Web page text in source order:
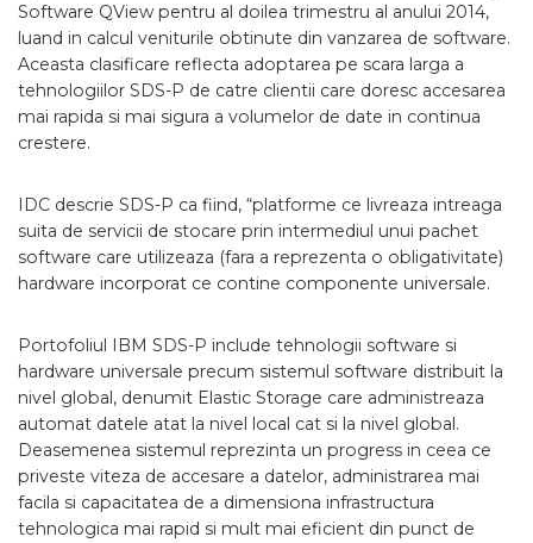
Software QView pentru al doilea trimestru al anului 2014,
luand in calcul veniturile obtinute din vanzarea de software.
Aceasta clasificare reflecta adoptarea pe scara larga a
tehnologiilor SDS-P de catre clientii care doresc accesarea
mai rapida si mai sigura a volumelor de date in continua
crestere.
IDC descrie SDS-P ca fiind, “platforme ce livreaza intreaga
suita de servicii de stocare prin intermediul unui pachet
software care utilizeaza (fara a reprezenta o obligativitate)
hardware incorporat ce contine componente universale.
Portofoliul IBM SDS-P include tehnologii software si
hardware universale precum sistemul software distribuit la
nivel global, denumit Elastic Storage care administreaza
automat datele atat la nivel local cat si la nivel global.
Deasemenea sistemul reprezinta un progress in ceea ce
priveste viteza de accesare a datelor, administrarea mai
facila si capacitatea de a dimensiona infrastructura
tehnologica mai rapid si mult mai eficient din punct de